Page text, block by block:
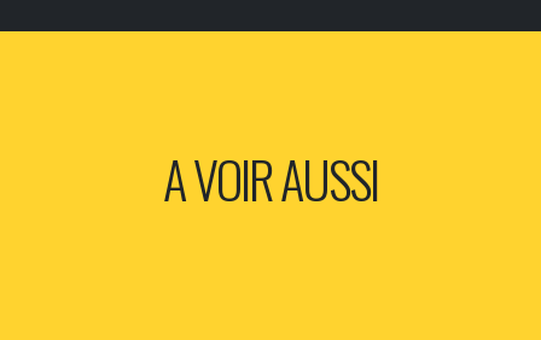
A VOIR AUSSI